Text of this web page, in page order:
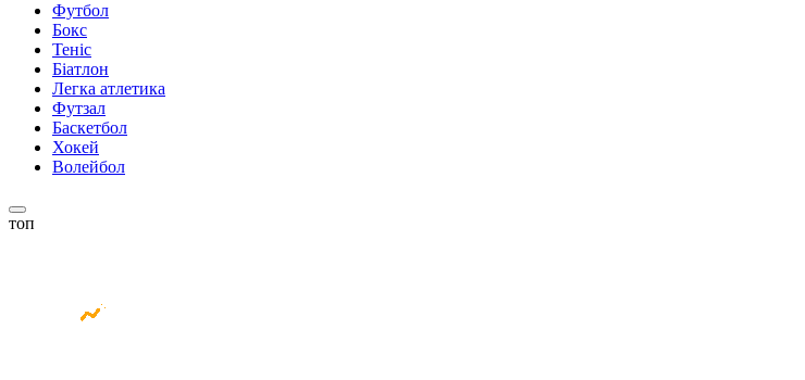
Футбол
Бокс
Теніс
Біатлон
Легка атлетика
Футзал
Баскетбол
Хокей
Волейбол
топ